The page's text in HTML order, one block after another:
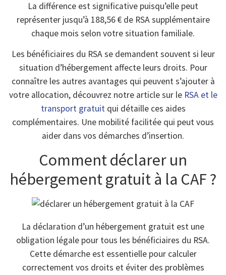
La différence est significative puisqu’elle peut
représenter jusqu’à 188,56 € de RSA supplémentaire
chaque mois selon votre situation familiale.
Les bénéficiaires du RSA se demandent souvent si leur
situation d’hébergement affecte leurs droits. Pour
connaître les autres avantages qui peuvent s’ajouter à
votre allocation, découvrez notre article sur le RSA et le
transport gratuitqui détaille ces aides
complémentaires. Une mobilité facilitée qui peut vous
aider dans vos démarches d’insertion.
Comment déclarer un
hébergement gratuit à la CAF ?
La déclaration d’un hébergement gratuit est une
obligation légale pour tous les bénéficiaires du RSA.
Cette démarche est essentielle pour calculer
correctement vos droits et éviter des problèmes